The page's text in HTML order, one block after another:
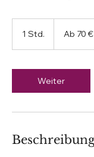
1 Std.
d
EuroAb 70 €
Weiter